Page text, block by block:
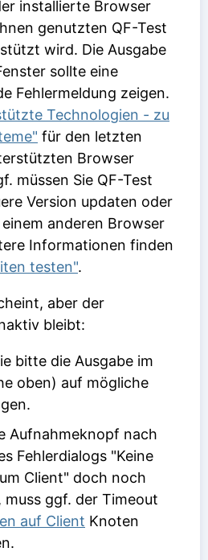
installierte Browser
genutzten QF-Test
wird. Die Ausgabe
sollte eine
Fehlermeldung zeigen.
Technologien - zu
für den letzten
Browser
müssen Sie QF-Test
Version updaten oder
anderen Browser
Informationen finden
testen".
aber der
bleibt:
bitte die Ausgabe im
oben) auf mögliche
Aufnahmeknopf nach
Fehlerdialogs "Keine
Client" doch noch
ggf. der Timeout
auf Client Knoten